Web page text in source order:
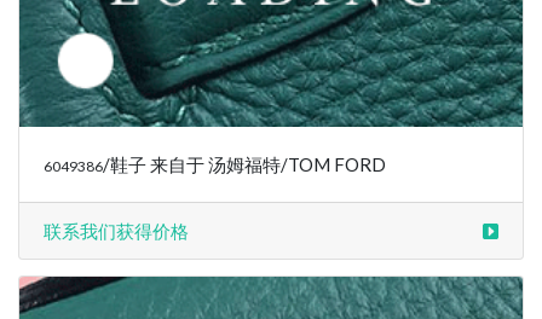
6049388/鞋子 来自于 汤姆福特/TOM FORD
联系我们获得价格